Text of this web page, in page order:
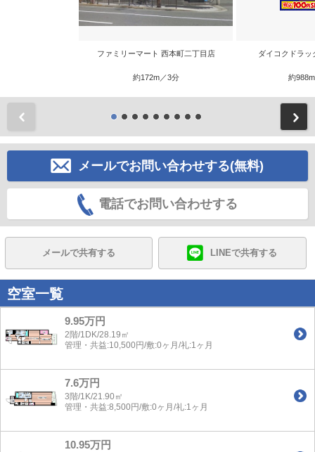
ファミリーマート 西本町二丁目店
約172m／3分
ダイコクドラッ
約
メールでお問い合わせする(無料)
電話でお問い合わせする
メールで共有する LINEで共有する
空室一覧
9.95万円
2階/1DK/28.19㎡
管理・共益:10,500円/敷:0ヶ月/礼:1ヶ月
7.6万円
3階/1K/21.90㎡
管理・共益:8,500円/敷:0ヶ月/礼:1ヶ月
10.95万円